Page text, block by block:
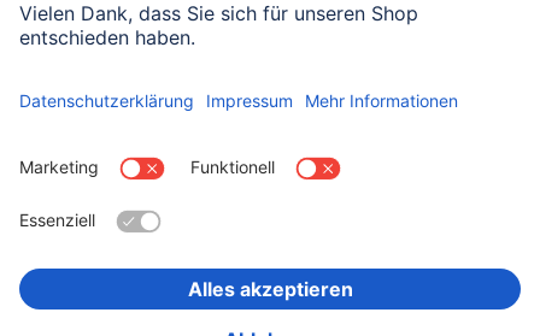
Datenschutz
Land wählen
Datenschutz